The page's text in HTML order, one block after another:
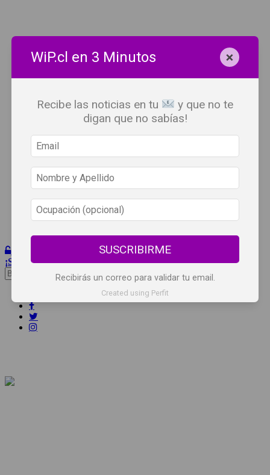
¡Suscribete! BeneficiosWiP
Buscar:
WiP.cl en 3 Minutos ×
Recibe las noticias en tu
y que no te
digan que no sabías!
SUSCRIBIRME
Recibirás un correo para validar tu email.
Created using Perfit